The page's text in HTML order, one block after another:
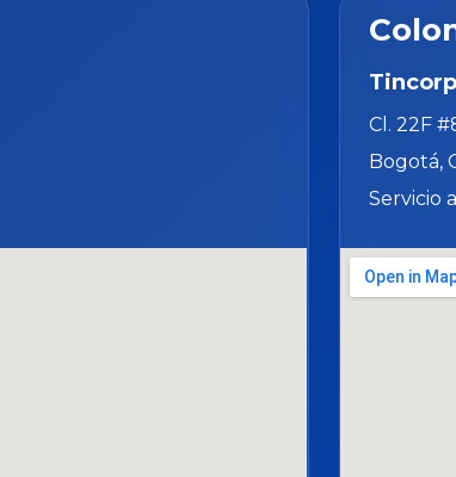
Cl. 22F
Bogotá,
Servicio